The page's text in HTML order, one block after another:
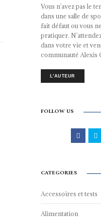
Vous n’avez pas le
dans une salle de
fait défaut ou vous
pratiquer.
dans votre vie et
communauté Alexis
L'AUTEUR
FOLLOW US
CATEGORIES
Accessoires et tests
Alimentation